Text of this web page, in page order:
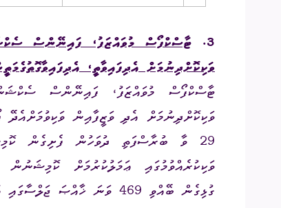
3.
ޓާސްކްފޯސް މުވައްޒަފު، ފައިނޭންސް
ވަކިކޮށްދިނުމަށް އެދިފައިވާތީ،
ޓާސްކްފޯސް މުވައްޒަފު، ފައިނޭންސް
29 ވާ ބުރާސްފަތި ދުވަހުން ފެށިގެން
ވަކިކުރެއްވުމުގައި ޢަމަލުކުރުމަށް ކޮމިޝަނުން
ގުޅިގެން ބޭއްވި 469 ވަނަ ޚާއްޞަ ޖަލްސާގައި ވަނީ ނިންމަވާފައެވެ.